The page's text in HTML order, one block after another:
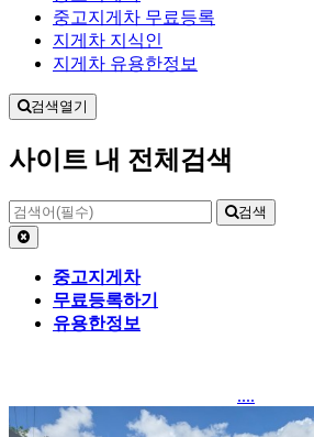
중고지게차 무료등록
지게차 지식인
지게차 유용한정보
검색열기
사이트 내 전체검색
검색
중고지게차
무료등록하기
유용한정보
....